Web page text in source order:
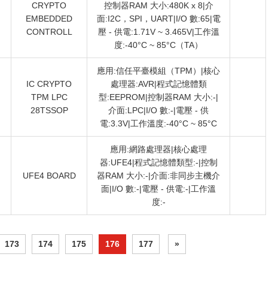
CRYPTO
EMBEDDED
CONTROLL
控制器RAM 大小:480K x 8|介
面:I2C，SPI，UART|I/O 數:65|電
壓 - 供電:1.71V ~ 3.465V|工作溫
度:-40°C ~ 85°C（TA）
IC CRYPTO
TPM LPC
28TSSOP
應用:信任平臺模組（TPM）|核心
處理器:AVR|程式記憶體類
型:EEPROM|控制器RAM 大小:-|
介面:LPC|I/O 數:-|電壓 - 供
電:3.3V|工作溫度:-40°C ~ 85°C
UFE4 BOARD
應用:網路處理器|核心處理
器:UFE4|程式記憶體類型:-|控制
器RAM 大小:-|介面:非同步主機介
面|I/O 數:-|電壓 - 供電:-|工作溫
度:-
173 174 175 176 177 »